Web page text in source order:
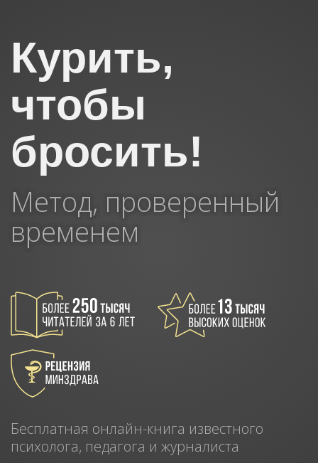
Курить,
чтобы
бросить!
Метод, проверенный
временем
Бесплатная онлайн-книга известного
психолога, педагога и журналиста